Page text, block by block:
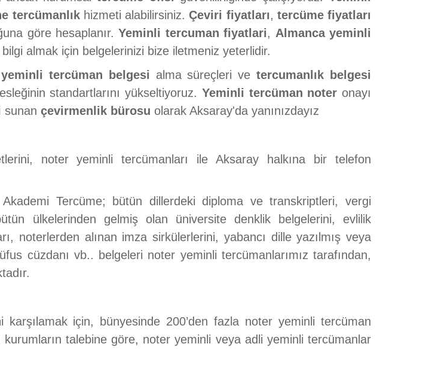
tercümanlıkhizmeti alabilirsiniz. Çeviri fiyatları, tercüme fiyatları
göre hesaplanır.Yeminli tercuman fiyatlari, Almanca yeminli
almak için belgelerinizi bize iletmeniz yeterlidir.
yeminli tercüman belgesi alma süreçleri vetercumanlık belgesi
standartlarını yükseltiyoruz. Yeminli tercüman noter onayı
sunan çevirmenlik bürosu olarak Aksaray'da yanınızdayız
noter yeminli tercümanları ile Aksaray halkına bir telefon
Tercüme; bütün dillerdeki diploma ve transkriptleri, vergi
ülkelerinden gelmiş olan üniversite denklik belgelerini, evlilik
noterlerden alınan imza sirkülerlerini, yabancı dille yazılmış veya
cüzdanı vb.. belgeleri noter yeminli tercümanlarımız tarafından,
için, bünyesinde 200’den fazla noter yeminli tercüman
kurumların talebine göre, noter yeminli veya adli yeminli tercümanlar